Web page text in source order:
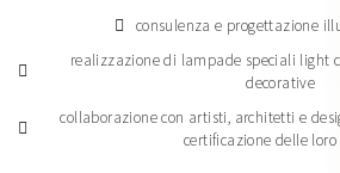
consulenza e progettazione
realizzazione di lampade speciali light
decorative
collaborazione con artisti, architetti e
certificazione delle loro